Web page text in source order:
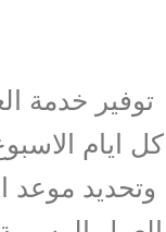
توفير خدمة
كل ايام
وتحديد موعد